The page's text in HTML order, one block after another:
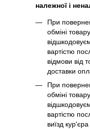
належної і
При
обміні товару
вартістю
відмови від
доставки
При
обміні товару
вартістю
виїзд